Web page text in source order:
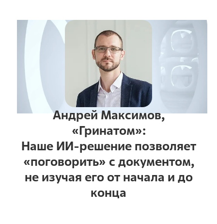
Андрей Максимов,
«Гринатом»:
Наше ИИ-решение позволяет
«поговорить» с документом,
не изучая его от начала и до
конца